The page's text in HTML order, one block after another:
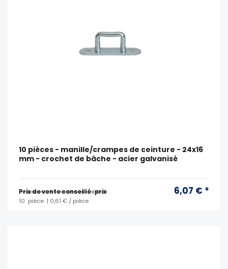
10 pièces - manille/crampes de ceinture - 24x16
mm - crochet de bâche - acier galvanisé
Prix ​​de vente conseillé : prix 6,07 € *
10 pièce | 0,61 € / pièce